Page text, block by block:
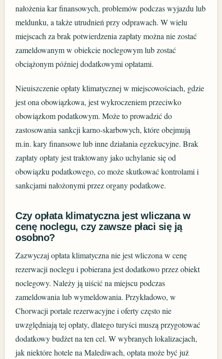
nałożenia kar finansowych, problemów podczas wyjazdu lub
meldunku, a także utrudnień przy odprawach. W wielu
miejscach za brak potwierdzenia zapłaty można nie zostać
zameldowanym w obiekcie noclegowym lub zostać
obciążonym później dodatkowymi opłatami.
Nieuiszczenie opłaty klimatycznej w miejscowościach, gdzie
jest ona obowiązkowa, jest wykroczeniem przeciwko
obowiązkom podatkowym. Może to prowadzić do
zastosowania sankcji karno-skarbowych, które obejmują
m.in. kary finansowe lub inne działania egzekucyjne. Brak
zapłaty opłaty jest traktowany jako uchylanie się od
obowiązku podatkowego, co może skutkować kontrolami i
sankcjami nałożonymi przez organy podatkowe.
Czy opłata klimatyczna jest wliczana w
cenę noclegu, czy zawsze płaci się ją
osobno?
Zazwyczaj opłata klimatyczna nie jest wliczona w cenę
rezerwacji noclegu i pobierana jest dodatkowo przez obiekt
noclegowy. Należy ją uiścić na miejscu podczas
zameldowania lub wymeldowania. Przykładowo, w
Chorwacji portale rezerwacyjne i oferty często nie
uwzględniają tej opłaty, dlatego turyści muszą przygotować
dodatkowy budżet na ten cel. W wybranych lokalizacjach,
jak niektóre hotele na Malediwach, opłata może być już